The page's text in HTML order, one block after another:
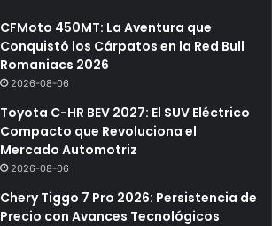
CFMoto 450MT: La Aventura que
Conquistó los Cárpatos en la Red Bull
Romaniacs 2026
2026-08-06
Toyota C-HR BEV 2027: El SUV Eléctrico
Compacto que Revoluciona el
Mercado Automotriz
2026-08-06
Chery Tiggo 7 Pro 2026: Persistencia de
Precio con Avances Tecnológicos